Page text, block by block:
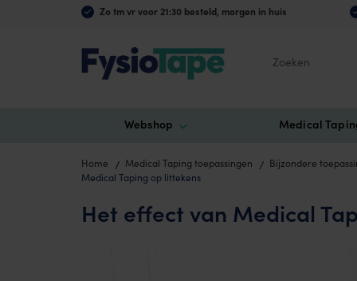
Zo tm vr voor 21:30 besteld, morgen in huis
Webshop Medical
Home Medical Taping toepassingen Bijzondere
Medical Taping op littekens
Het effect van Medical